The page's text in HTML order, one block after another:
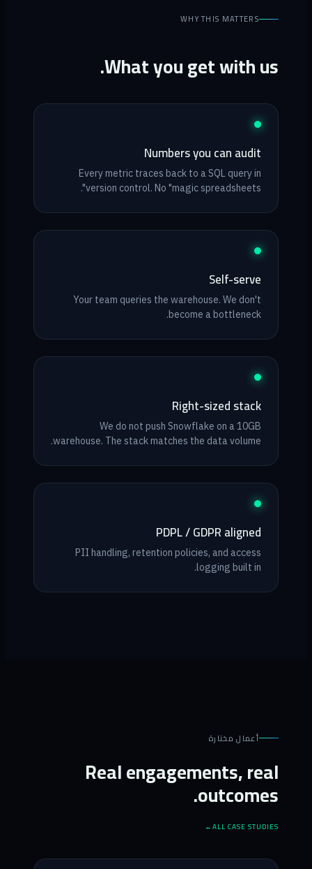
WHY THIS MATTERS
What you get with us.
Numbers you can audit
Every metric traces back to a SQL query in
version control. No "magic spreadsheets".
Self-serve
Your team queries the warehouse. We don't
become a bottleneck.
Right-sized stack
We do not push Snowflake on a 10GB
warehouse. The stack matches the data volume.
PDPL / GDPR aligned
PII handling, retention policies, and access
logging built in.
أعمال مختارة
Real engagements, real
outcomes.
ALL CASE STUDIES